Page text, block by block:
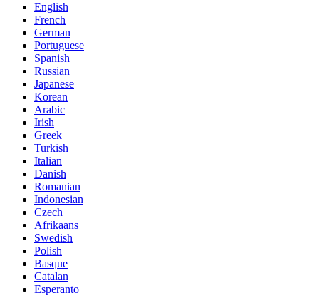
English
French
German
Portuguese
Spanish
Russian
Japanese
Korean
Arabic
Irish
Greek
Turkish
Italian
Danish
Romanian
Indonesian
Czech
Afrikaans
Swedish
Polish
Basque
Catalan
Esperanto